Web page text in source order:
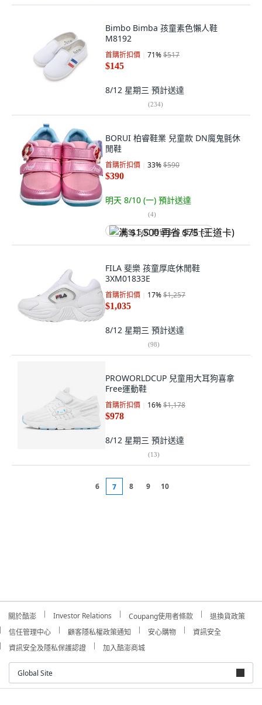
Bimbo Bimba 孩童素色懶人鞋
M8192
首購折扣價 71%$517
$145
8/12 星期三 預計送達
(234)
BORUI 柏睿鞋業 兒童款 DN魔鬼氈休
閒鞋
首購折扣價 33%$590
$390
明天 8/10 (一) 預計送達
(4)
满 $1,500 再省 $75 (王道卡)
FILA 斐樂 孩童厚底休閒鞋
3XM01833E
首購折扣價 17%$1,257
$1,035
8/12 星期三 預計送達
(98)
PROWORLDCUP 兒童用大耳狗喜拿
Free運動鞋
首購折扣價 16%$1,178
$978
8/12 星期三 預計送達
(13)
6 7 8 9 10
關於酷澎 Investor Relations Coupang使用者條款
退換貨政策
信任管理中心
顧客隱私權政策通知 安心購物
資訊安全
資訊安全及隱私保護認證
加入酷澎商城
Global Site